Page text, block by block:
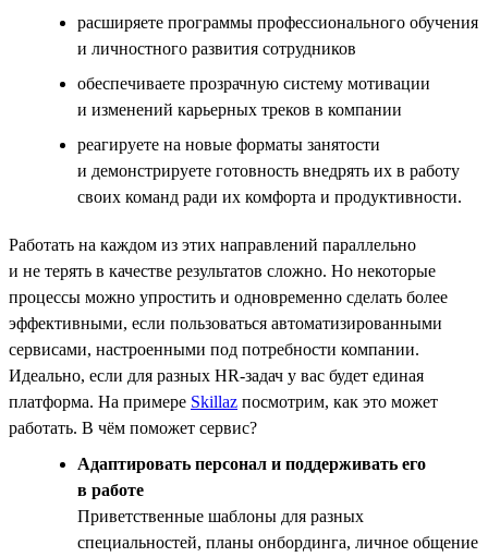
расширяете программы профессионального обучения
и личностного развития сотрудников
обеспечиваете прозрачную систему мотивации
и изменений карьерных треков в компании
реагируете на новые форматы занятости
и демонстрируете готовность внедрять их в работу
своих команд ради их комфорта и продуктивности.
Работать на каждом из этих направлений параллельно
и не терять в качестве результатов сложно. Но некоторые
процессы можно упростить и одновременно сделать более
эффективными, если пользоваться автоматизированными
сервисами, настроенными под потребности компании.
Идеально, если для разных HR-задач у вас будет единая
платформа. На примере Skillaz посмотрим, как это может
работать. В чём поможет сервис?
Адаптировать персонал и поддерживать его
в работе
Приветственные шаблоны для разных
специальностей, планы онбординга, личное общение